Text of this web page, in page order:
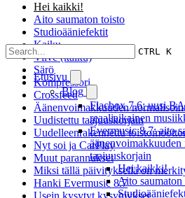
CTRL K
Etusivu
Blog
Flacbox 7.6: uusi
reaaliaikainen
Evermusic 8.7: aito
taajuuskorjain
Hei kaikki!
Aito saumaton
Hei kaikki!
Aito saumaton toisto
Studioääniefektit
Kaiku
Viive (kaiku)
Särö
Kompressori
Crossfeed
Äänenvoimakkuuden
Uudistettu taajuuskorjain
Uudelleenrakennettu
Nyt soi ja CarPlay
Muut parannukset
Miksi tällä päivityksellä on
Hanki Evermusic 8.7
Usein kysytyt kysymykset